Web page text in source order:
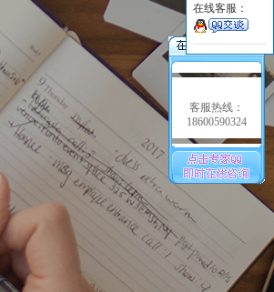
客服热线：
18600590324
在线客服：